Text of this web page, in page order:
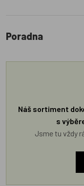
Poradna
Náš sortiment
s
Jsme tu vždy